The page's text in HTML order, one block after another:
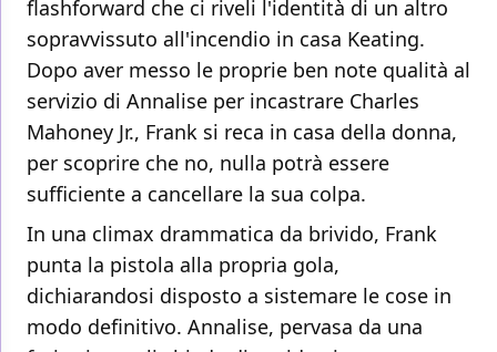
flashforward che ci riveli l'identità di un altro
sopravvissuto all'incendio in casa Keating.
Dopo aver messo le proprie ben note qualità al
servizio di Annalise per incastrare Charles
Mahoney Jr., Frank si reca in casa della donna,
per scoprire che no, nulla potrà essere
sufficiente a cancellare la sua colpa.
In una climax drammatica da brivido, Frank
punta la pistola alla propria gola,
dichiarandosi disposto a sistemare le cose in
modo definitivo. Annalise, pervasa da una